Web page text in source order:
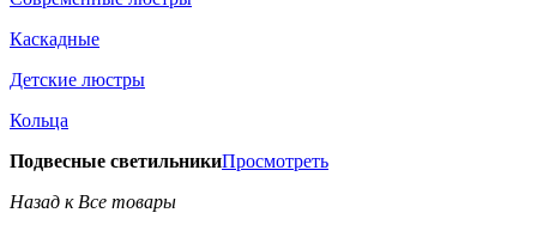
Каскадные
Детские люстры
Кольца
Подвесные светильникиПросмотреть
Назад к Все товары